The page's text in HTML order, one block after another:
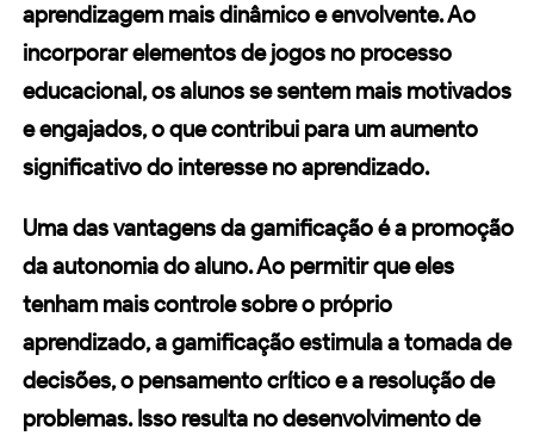
aprendizagem mais dinâmico e envolvente. Ao
incorporar elementos de jogos no processo
educacional, os alunos se sentem mais motivados
e engajados, o que contribui para um aumento
significativo do interesse noaprendizado.
Uma das vantagens da gamificação é a promoção
daautonomia do aluno. Ao permitir que eles
tenham mais controle sobre o próprio
aprendizado, a gamificação estimula a tomada de
decisões, o pensamento crítico e a resolução de
problemas. Isso resulta no desenvolvimento de